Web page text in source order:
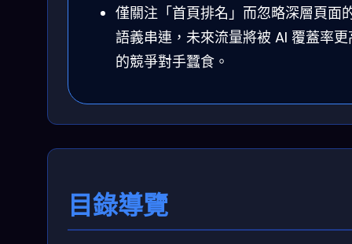
僅關注「首頁排名」而忽略深層頁面
語義串連，未來流量將被 AI 覆蓋率更
的競爭對手蠶食。
目錄導覽